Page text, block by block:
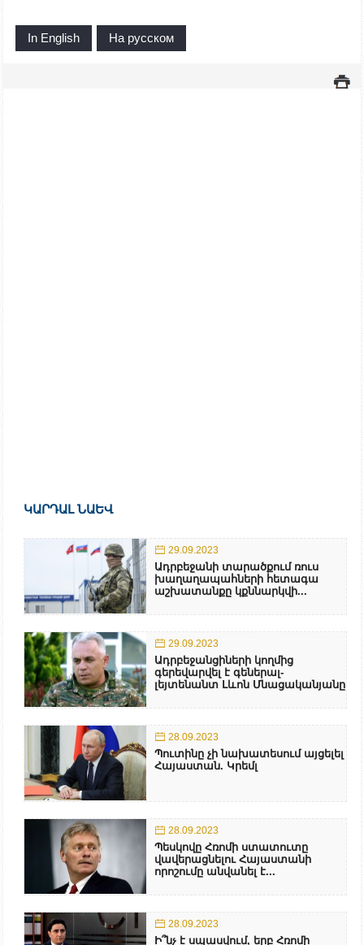
In English На русском
ԿԱՐԴԱԼ ՆԱԵՎ
29.09.2023
Ադրբեջանի տարածքում ռուս
խաղաղապահների հետագա
աշխատանքը կքննարկվի...
29.09.2023
Ադրբեջանցիների կողմից
գերեվարվել է գեներալ-
լեյտենանտ Լևոն Մնացականյանը
28.09.2023
Պուտինը չի նախատեսում այցելել
Հայաստան. Կրեմլ
28.09.2023
Պեսկովը Հռոմի ստատուտը
վավերացնելու Հայաստանի
որոշումը անվանել է...
28.09.2023
Ի՞նչ է սպասվում, երբ Հռոմի